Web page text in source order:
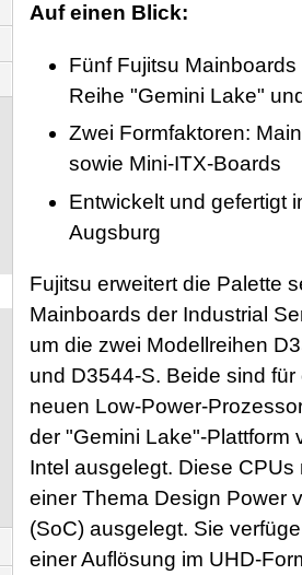
Auf einen Blick:
Fünf Fujitsu
Reihe "Gemini Lake"
Zwei Formfaktoren:
sowie Mini-ITX-Boards
Entwickelt und gefertigt
Augsburg
Fujitsu erweitert die Palette
Mainboards der Industrial
um die zwei Modellreihen
und D3544-S. Beide sind für
neuen Low-Power-
der "Gemini Lake"-Plattform
Intel ausgelegt. Diese CPUs
einer Thema Design Power
(SoC) ausgelegt. Sie
einer Auflösung im UHD-